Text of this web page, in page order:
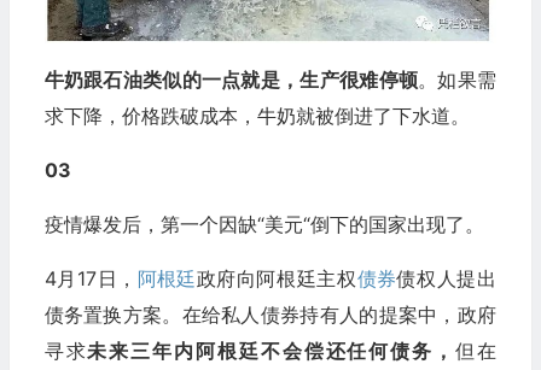
牛奶跟石油类似的一点就是，生产很难停顿。如果需
求下降，价格跌破成本，牛奶就被倒进了下水道。
03
疫情爆发后，第一个因缺“美元“倒下的国家出现了。
4月17日， 阿根廷政府向阿根廷主权债券债权人提出
债务置换方案。在给私人债券持有人的提案中，政府
寻求未来三年内阿根廷不会偿还任何债务，但在